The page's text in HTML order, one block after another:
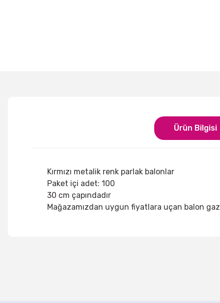
Ürün Bilgisi
Kırmızı metalik renk parlak balonlar
Paket içi adet: 100
30 cm çapındadır
Mağazamızdan uygun fiyatlara uçan balon